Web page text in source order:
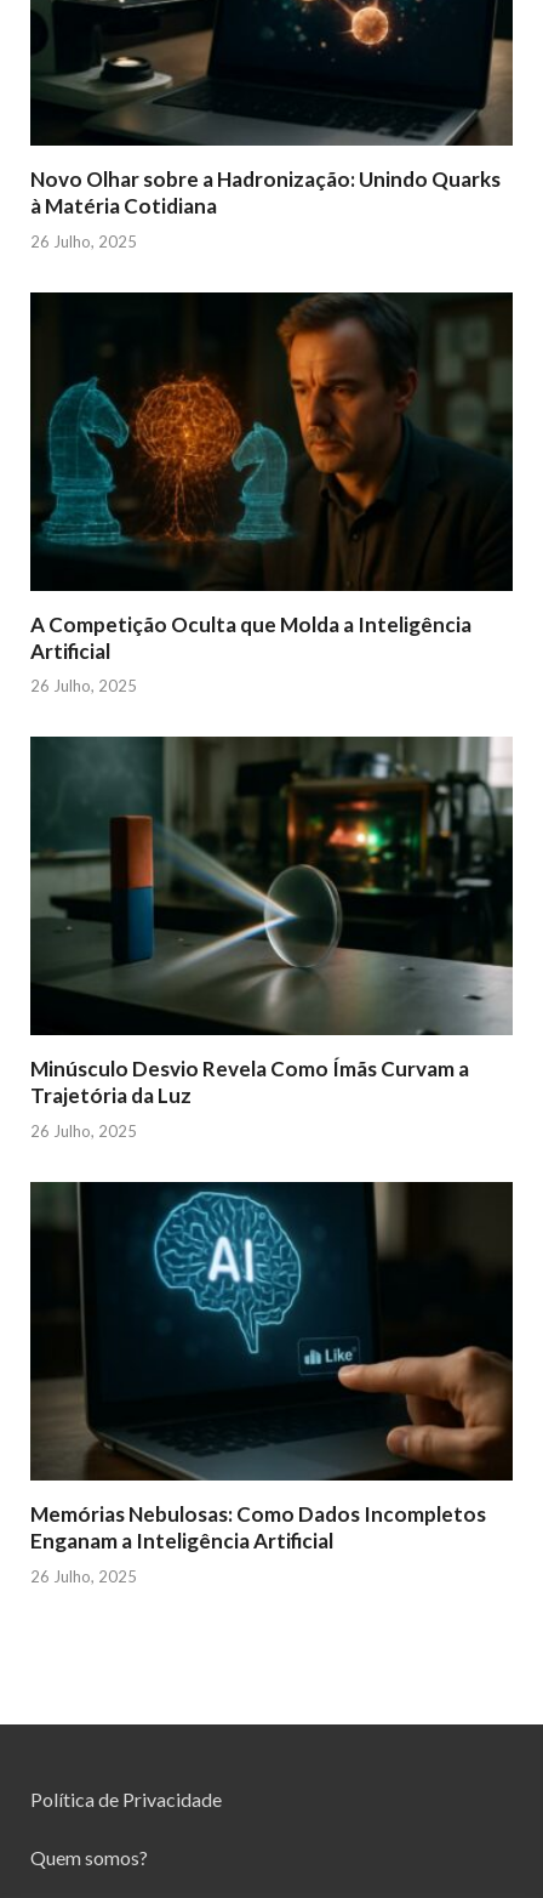
Novo Olhar sobre a Hadronização: Unindo Quarks
à Matéria Cotidiana
26 Julho, 2025
A Competição Oculta que Molda a Inteligência
Artificial
26 Julho, 2025
Minúsculo Desvio Revela Como Ímãs Curvam a
Trajetória da Luz
26 Julho, 2025
Memórias Nebulosas: Como Dados Incompletos
Enganam a Inteligência Artificial
26 Julho, 2025
Política de Privacidade
Quem somos?